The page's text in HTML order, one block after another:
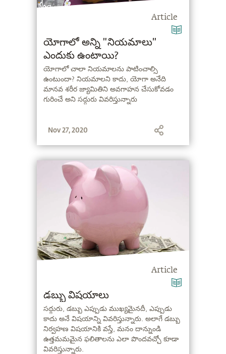
Article
యోగాలో అన్ని "నియమాలు"
ఎందుకు ఉంటాయి?
యోగాలో చాలా నియమాలను పాటించాల్సి
ఉంటుందా? నియమాలని కాదు, యోగా అనేది
మానవ శరీర జ్యామితిని అవగాహన చేసుకోవడం
గురించే అని సద్గురు వివరిస్తున్నారు
Nov 27, 2020
Article
డబ్బు విషయాలు
సద్గురు, డబ్బు ఎప్పుడు ముఖ్యమైనదీ, ఎప్పుడు
కాదు అనే విషయాన్ని వివరిస్తున్నారు. అలాగే డబ్బు
నిర్వహణ విషయానికి వస్తే, మనం దాన్నుండి
ఉత్తమమమైన ఫలితాలను ఎలా పొందవచ్చో కూడా
వివరిస్తున్నారు.